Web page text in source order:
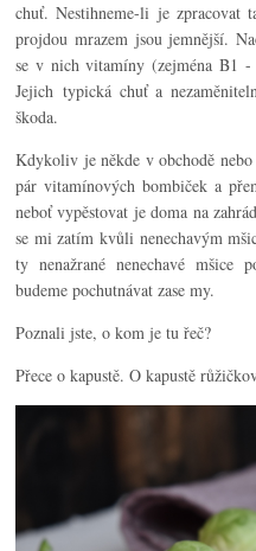
chuť. Nestihneme-li je zpracovat
projdou mrazem jsou jemnější.
se v nich vitamíny (zejména B1
Jejich typická chuť a
škoda.
Kdykoliv je někde v obchodě
pár vitamínových bombiček a
neboť vypěstovat je doma na
se mi zatím kvůli nenechavým
ty nenažrané nenechavé mšice
budeme pochutnávat zase my.
Poznali jste, o kom je tu řeč?
Přece o kapustě. O kapustě